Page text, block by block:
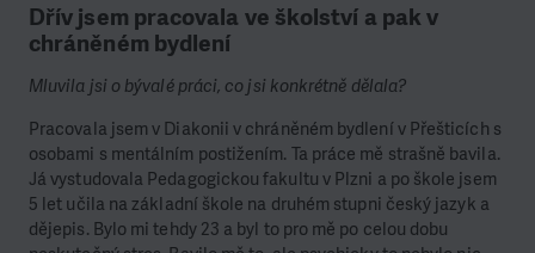
Dřív jsem pracovala ve školství a pak v
chráněném bydlení
Mluvila jsi o bývalé práci, co jsi konkrétně dělala?
Pracovala jsem v Diakonii v chráněném bydlení v Přešticích s
osobami s mentálním postižením. Ta práce mě strašně bavila.
Já vystudovala Pedagogickou fakultu v Plzni a po škole jsem
5 let učila na základní škole na druhém stupni český jazyk a
dějepis. Bylo mi tehdy 23 a byl to pro mě po celou dobu